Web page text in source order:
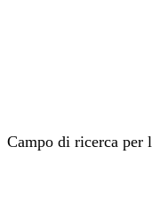
Campo di ricerca per